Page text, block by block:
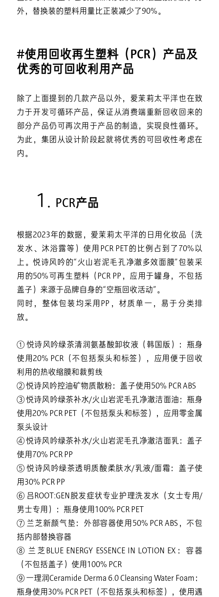
外，替换装的塑料用量比正装减少了90%。
#使用回收再生塑料（PCR）产品及
优秀的可回收利用产品
除了上面提到的几款产品以外，爱茉莉太平洋也在致
力于开发可循环产品，保证从消费端重新回收回来的
部分产品仍可再次用于产品的制造，实现良性循环。
为此，集团从设计阶段起就将优秀的可回收性考虑在
内。
1. PCR产品
根据2023年的数据，爱茉莉太平洋的日用化妆品（洗
发水、沐浴露等）使用PCR PET的比例占到了70%以
上。悦诗风吟的“火山岩泥毛孔净澈多效面膜”包装采
用的50%可再生塑料（PCR PP，应用于罐身，不包括
盖子）来源于品牌自身的“空瓶回收活动”。
同时，整体包装均采用PP，材质单一，易于分类排
放。
① 悦诗风吟绿茶清润氨基酸卸妆液（韩国版）：瓶身
使用20% PCR（不包括泵头和标签），应用便于回收
利用的热收缩膜和裁剪线
② 悦诗风吟控油矿物质散粉：盖子使用50% PCR ABS
③ 悦诗风吟绿茶补水/火山岩泥毛孔净澈洁面油：瓶身
使用20% PCR PET（不包括泵头和标签），应用零金属
泵头设计
④ 悦诗风吟绿茶补水/火山岩泥毛孔净澈洁面乳：盖子
使用70% PCR PP
⑤ 悦诗风吟绿茶透明质酸柔肤水/乳液/面霜：盖子使
用30% PCR PP
⑥ 吕ROOT:GEN脱发症状专业护理洗发水（女士专用/
男士专用）：瓶身使用100% PCR PET
⑦ 兰芝新颜气垫：外部容器使用50% PCR ABS，不包
括内部替换容器
⑧ 兰芝BLUE ENERGY ESSENCE IN LOTION EX：容器
（不包括盖子）使用100% PCR
⑨ 一理润Ceramide Derma 6.0 Cleansing Water Foam：
瓶身使用30% PCR PET（不包括泵头和标签），使用遇